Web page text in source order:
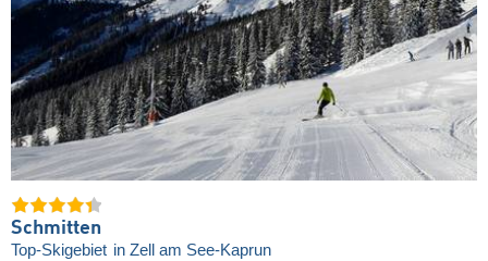
Schmitten
Top-Skigebiet in Zell am See-Kaprun